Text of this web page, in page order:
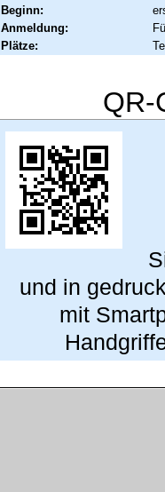
Beginn:
Anmeldung:
Plätze:
QR-
und in
mit